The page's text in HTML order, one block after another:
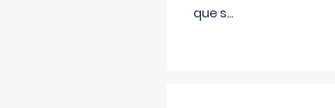
que s...